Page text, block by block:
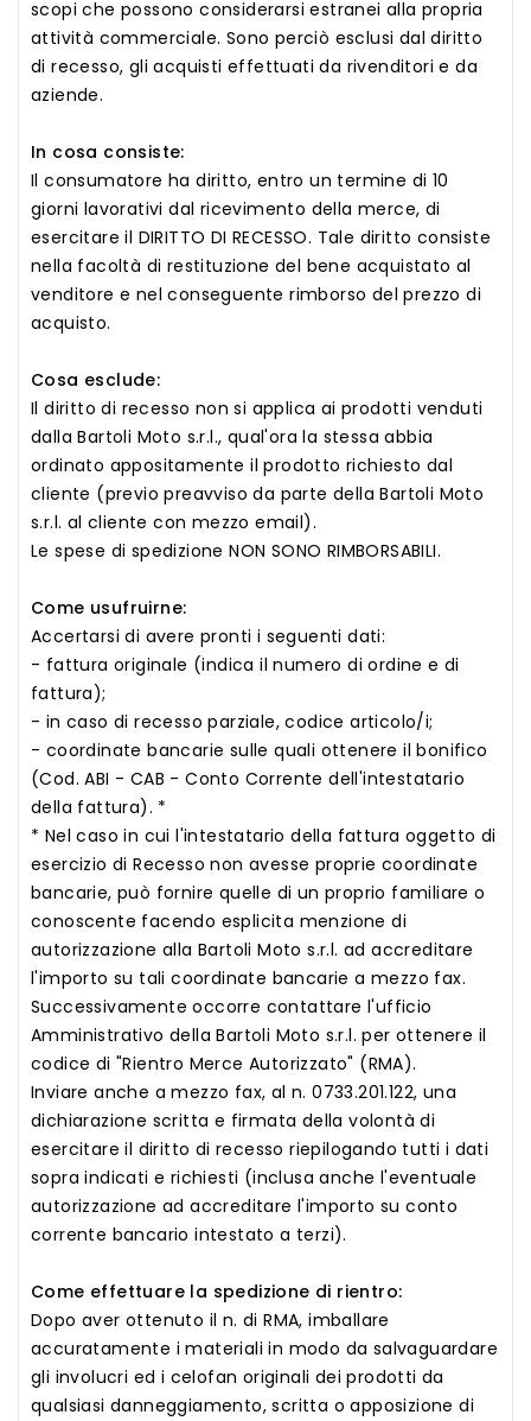
scopi che possono considerarsi estranei alla propria
attività commerciale. Sono perciò esclusi dal diritto
di recesso, gli acquisti effettuati da rivenditori e da
aziende.
In cosa consiste:
Il consumatore ha diritto, entro un termine di 10
giorni lavorativi dal ricevimento della merce, di
esercitare il DIRITTO DI RECESSO. Tale diritto consiste
nella facoltà di restituzione del bene acquistato al
venditore e nel conseguente rimborso del prezzo di
acquisto.
Cosa esclude:
Il diritto di recesso non si applica ai prodotti venduti
dalla Bartoli Moto s.r.l., qual'ora la stessa abbia
ordinato appositamente il prodotto richiesto dal
cliente (previo preavviso da parte della Bartoli Moto
s.r.l. al cliente con mezzo email).
Le spese di spedizione NON SONO RIMBORSABILI.
Come usufruirne:
Accertarsi di avere pronti i seguenti dati:
- fattura originale (indica il numero di ordine e di
fattura);
- in caso di recesso parziale, codice articolo/i;
- coordinate bancarie sulle quali ottenere il bonifico
(Cod. ABI - CAB - Conto Corrente dell'intestatario
della fattura). *
* Nel caso in cui l'intestatario della fattura oggetto di
esercizio di Recesso non avesse proprie coordinate
bancarie, può fornire quelle di un proprio familiare o
conoscente facendo esplicita menzione di
autorizzazione alla Bartoli Moto s.r.l. ad accreditare
l'importo su tali coordinate bancarie a mezzo fax.
Successivamente occorre contattare l'ufficio
Amministrativo della Bartoli Moto s.r.l. per ottenere il
codice di "Rientro Merce Autorizzato" (RMA).
Inviare anche a mezzo fax, al n. 0733.201.122, una
dichiarazione scritta e firmata della volontà di
esercitare il diritto di recesso riepilogando tutti i dati
sopra indicati e richiesti (inclusa anche l'eventuale
autorizzazione ad accreditare l'importo su conto
corrente bancario intestato a terzi).
Come effettuare la spedizione di rientro:
Dopo aver ottenuto il n. di RMA, imballare
accuratamente i materiali in modo da salvaguardare
gli involucri ed i celofan originali dei prodotti da
qualsiasi danneggiamento, scritta o apposizione di